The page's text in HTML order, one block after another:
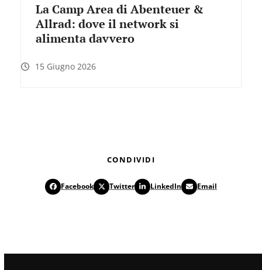
La Camp Area di Abenteuer &
Allrad: dove il network si
alimenta davvero
15 Giugno 2026
CONDIVIDI
Facebook Twitter LinkedIn Email